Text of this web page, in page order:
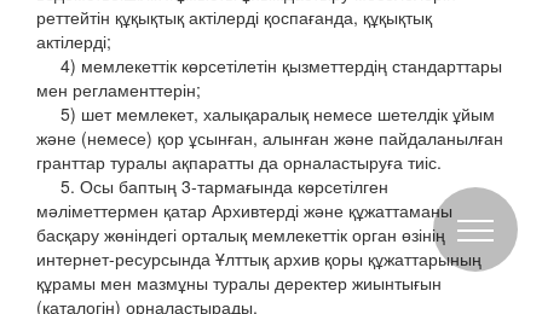
реттейтін құқықтық актілерді қоспағанда, құқықтық
актілерді;
4) мемлекеттік көрсетілетін қызметтердің стандарттары
мен регламенттерін;
5) шет мемлекет, халықаралық немесе шетелдік ұйым
және (немесе) қор ұсынған, алынған және пайдаланылған
гранттар туралы ақпаратты да орналастыруға тиіс.
5. Осы баптың 3-тармағында көрсетілген
мәліметтермен қатар Архивтерді және құжаттаманы
басқару жөніндегі орталық мемлекеттік орган өзінің
интернет-ресурсында Ұлттық архив қоры құжаттарының
құрамы мен мазмұны туралы деректер жиынтығын
(каталогін) орналастырады.